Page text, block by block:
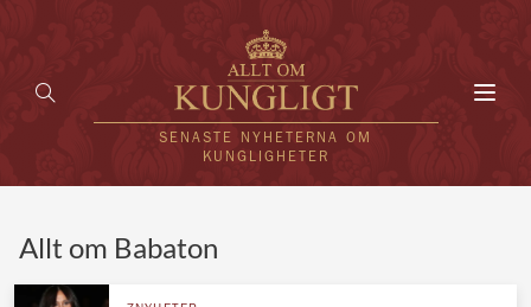
SENASTE NYHETERNA OM
KUNGLIGHETER
Allt om Babaton